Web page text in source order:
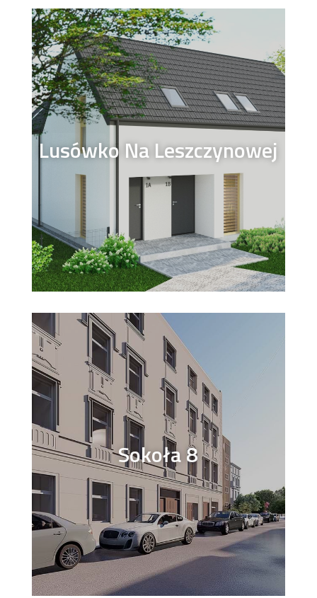
Lusówko Na Leszczynowej
Sokoła 8